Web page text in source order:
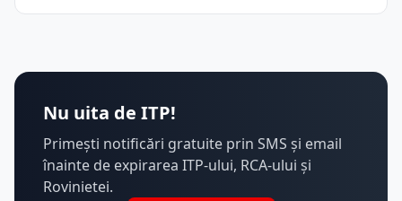
Nu uita de ITP!
Primești notificări gratuite prin SMS și email
înainte de expirarea ITP-ului, RCA-ului și
Rovinietei.